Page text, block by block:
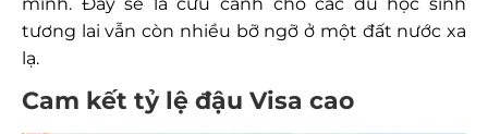
tương lai vẫn còn nhiều bỡ ngỡ ở một đất nước xa
lạ.
Cam kết tỷ lệ đậu Visa cao